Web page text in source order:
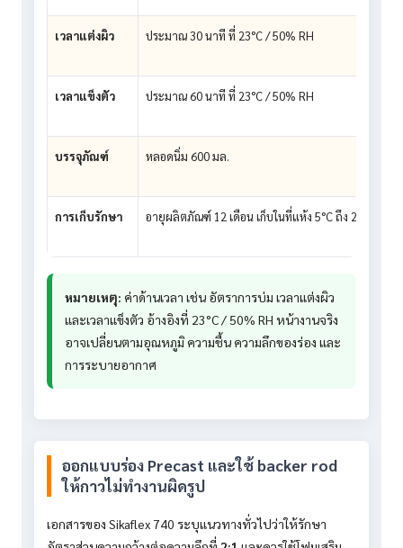
เวลาแต่งผิว ประมาณ 30 นาที ที่ 23°C / 50% RH
เวลาแข็งตัว ประมาณ 60 นาที ที่ 23°C / 50% RH
บรรจุภัณฑ์ หลอดนิ่ม 600 มล.
การเก็บรักษา อายุผลิตภัณฑ์ 12 เดือน เก็บในที่แห้ง 5°C ถึง 25°C ใน
หมายเหตุ: ค่าด้านเวลา เช่น อัตราการบ่ม เวลาแต่งผิว
และเวลาแข็งตัว อ้างอิงที่ 23°C / 50% RH หน้างานจริง
อาจเปลี่ยนตามอุณหภูมิ ความชื้น ความลึกของร่อง และ
การระบายอากาศ
ออกแบบร่อง Precast และใช้ backer rod
ให้กาวไม่ทำงานผิดรูป
เอกสารของ Sikaflex 740 ระบุแนวทางทั่วไปว่าให้รักษา